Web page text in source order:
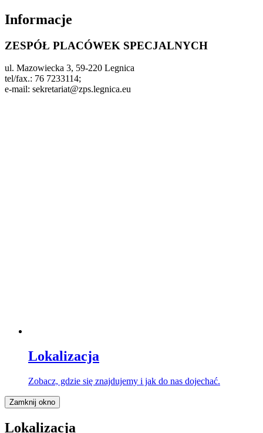
Informacje
ZESPÓŁ PLACÓWEK SPECJALNYCH
ul. Mazowiecka 3, 59-220 Legnica
tel/fax.: 76 7233114;
e-mail: sekretariat@zps.legnica.eu
Lokalizacja
Zobacz, gdzie się znajdujemy i jak do nas dojechać.
Zamknij okno
Lokalizacja